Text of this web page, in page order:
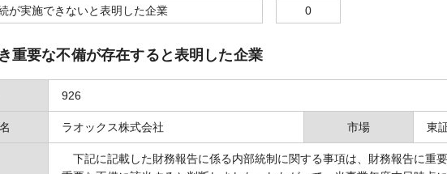
が実施できないと表明した企業 0
重要な不備が存在すると表明した企業
926
ラオックス株式会社 市場 東
下記に記載した財務報告に係る内部統制に関する事項は、財務報告に重